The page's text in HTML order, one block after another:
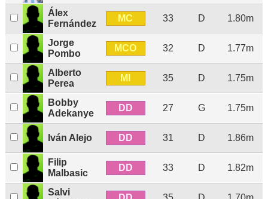
Álex
Fernández
MC 33 D 1.80m
Jorge
Pombo
MCO 32 D 1.77m
Alberto
Perea
MI 35 D 1.75m
Bobby
Adekanye
DD 27 G 1.75m
Iván Alejo DD 31 D 1.86m
Filip
Malbasic
DD 33 D 1.82m
Salvi